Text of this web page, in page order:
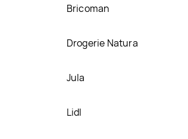
Bricoman
Drogerie Natura
Jula
Lidl